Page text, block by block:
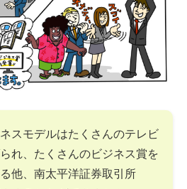
スモデルはたくさんのテレビ
れ、たくさんのビジネス賞を
他、南太平洋証券取引所